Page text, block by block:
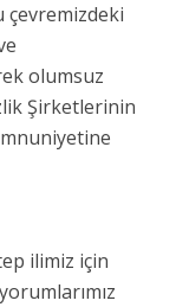
çevremizdeki
olumsuz
Şirketlerinin
ilimiz için